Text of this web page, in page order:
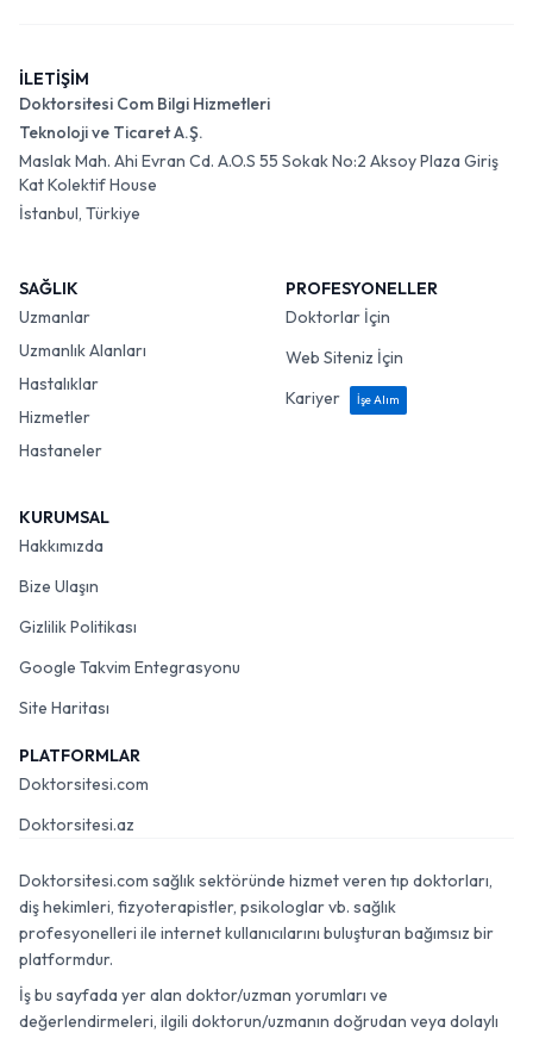
İLETİŞİM
Doktorsitesi Com Bilgi Hizmetleri
Teknoloji ve Ticaret A.Ş.
Maslak Mah. Ahi Evran Cd. A.O.S 55 Sokak No:2 Aksoy Plaza Giriş
Kat Kolektif House
İstanbul, Türkiye
SAĞLIK
Uzmanlar
Uzmanlık Alanları
Hastalıklar
Hizmetler
Hastaneler
PROFESYONELLER
Doktorlar İçin
Web Siteniz İçin
Kariyer
İşe Alım
KURUMSAL
Hakkımızda
Bize Ulaşın
Gizlilik Politikası
Google Takvim Entegrasyonu
Site Haritası
PLATFORMLAR
Doktorsitesi.com
Doktorsitesi.az
Doktorsitesi.com sağlık sektöründe hizmet veren tıp doktorları,
diş hekimleri, fizyoterapistler, psikologlar vb. sağlık
profesyonelleri ile internet kullanıcılarını buluşturan bağımsız bir
platformdur.
İş bu sayfada yer alan doktor/uzman yorumları ve
değerlendirmeleri, ilgili doktorun/uzmanın doğrudan veya dolaylı